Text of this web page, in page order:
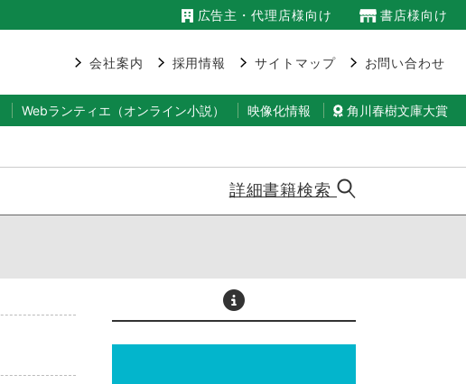
広告主・代理店様向け 書店様向け
会社案内 採用情報 サイトマップ お問い合わせ
Webランティエ（オンライン小説） 映像化情報 角川春樹文庫大賞
詳細書籍検索